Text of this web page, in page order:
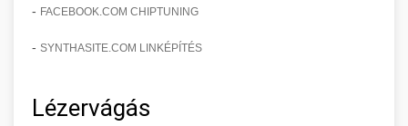
- FACEBOOK.COM CHIPTUNING
- SYNTHASITE.COM LINKÉPÍTÉS
Lézervágás